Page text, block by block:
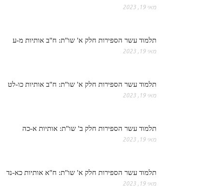
מאי 19, 2023
תלמוד עשר הספירות חלק א' שו"ת: ח"ב אותיות מ-ע
מאי 19, 2023
תלמוד עשר הספירות חלק א' שו"ת: ח"ב אותיות כו-לט
מאי 19, 2023
תלמוד עשר הספירות חלק ב' שו"ת: אותיות א-כה
מאי 19, 2023
תלמוד עשר הספירות חלק א' שו"ת: ח"א אותיות כא-נד
מאי 19, 2023